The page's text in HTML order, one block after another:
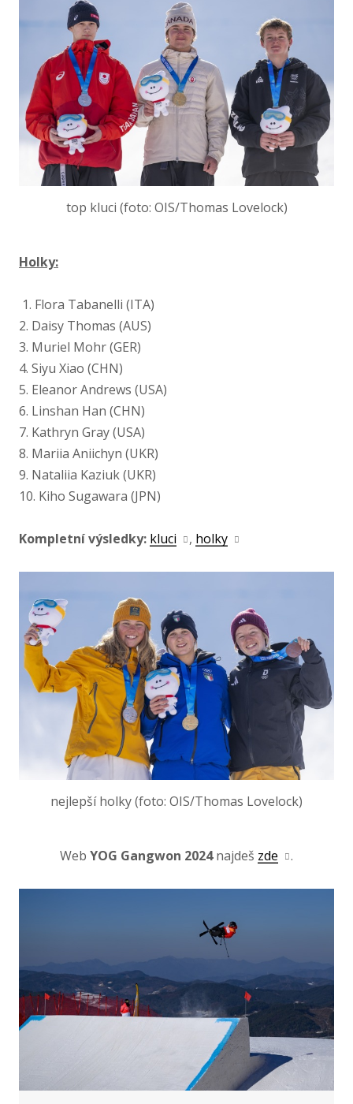
top kluci (foto: OIS/Thomas Lovelock)
Holky:
1. Flora Tabanelli (ITA)
2. Daisy Thomas (AUS)
3. Muriel Mohr (GER)
4. Siyu Xiao (CHN)
5. Eleanor Andrews (USA)
6. Linshan Han (CHN)
7. Kathryn Gray (USA)
8. Mariia Aniichyn (UKR)
9. Nataliia Kaziuk (UKR)
10. Kiho Sugawara (JPN)
Kompletní výsledky: kluci , holky
nejlepší holky (foto: OIS/Thomas Lovelock)
Web YOG Gangwon 2024najdeš zde .